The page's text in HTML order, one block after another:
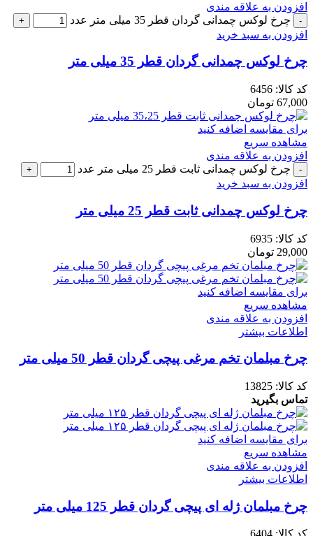
افزودن به علاقه مندی
چرخ لوکس چمدانی گردان قطر 35 میلی متر عدد
افزودن به سبد خرید
چرخ لوکس چمدانی گردان قطر 35 میلی متر
کد کالا: 6456
67,000 تومان
برای مقایسه اضافه کنید
مشاهده سریع
افزودن به علاقه مندی
چرخ لوکس چمدانی ثابت قطر 25 میلی متر عدد
افزودن به سبد خرید
چرخ لوکس چمدانی ثابت قطر 25 میلی متر
کد کالا: 6935
29,000 تومان
برای مقایسه اضافه کنید
مشاهده سریع
افزودن به علاقه مندی
اطلاعات بیشتر
چرخ مبلمان تخم مرغی پیچی گردان قطر 50 میلی متر
کد کالا: 13825
تماس بگیرید
برای مقایسه اضافه کنید
مشاهده سریع
افزودن به علاقه مندی
اطلاعات بیشتر
چرخ مبلمان ژله ای پیچی گردان قطر 125 میلی متر